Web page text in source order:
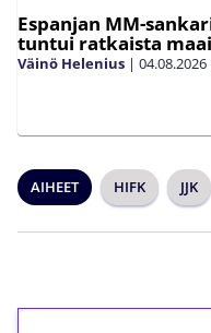
Espanjan MM-
tuntui ratkaista
Väinö Helenius | 04.08.2026
AIHEET HIFK JJK